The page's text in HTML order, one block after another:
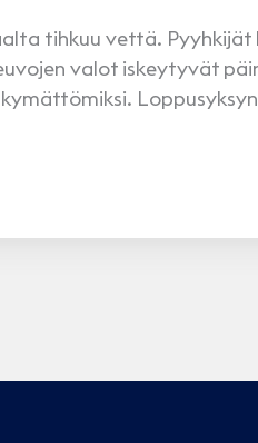
tihkuu vettä.
valot iskeytyvät